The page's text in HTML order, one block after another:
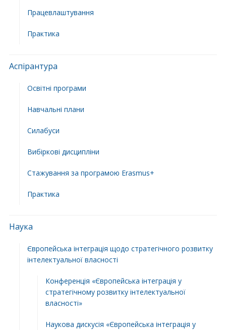
Працевлаштування
Практика
Аспірантура
Освітні програми
Навчальні плани
Силабуси
Вибіркові дисципліни
Стажування за програмою Erasmus+
Практика
Наука
Європейська інтеграція щодо стратегічного розвитку
інтелектуальної власності
Конференція «Європейська інтеграція у
стратегічному розвитку інтелектуальної
власності»
Наукова дискусія «Європейська інтеграція у